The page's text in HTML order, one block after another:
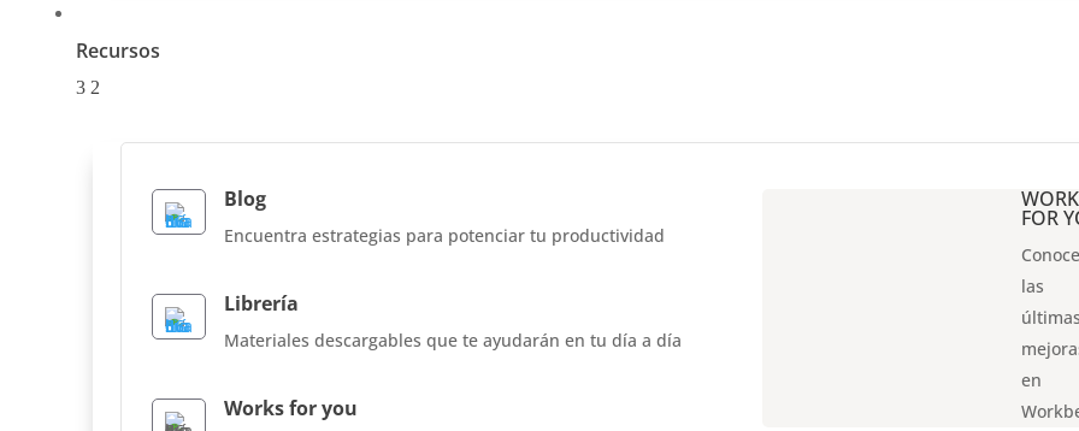
Recursos
3 2
Blog
Encuentra estrategias para potenciar tu productividad
Librería
Materiales descargables que te ayudarán en tu día a día
Works for you
FOR
las
en